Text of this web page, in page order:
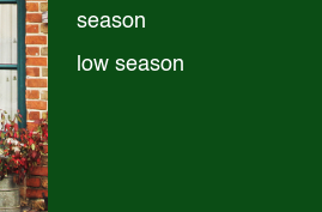
season
low season